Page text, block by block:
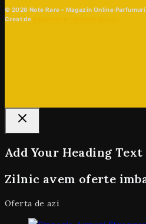
© 2026 Note Rare – Magazin Online
Creat de
Add Your Heading Text
Zilnic avem oferte
Oferta de azi